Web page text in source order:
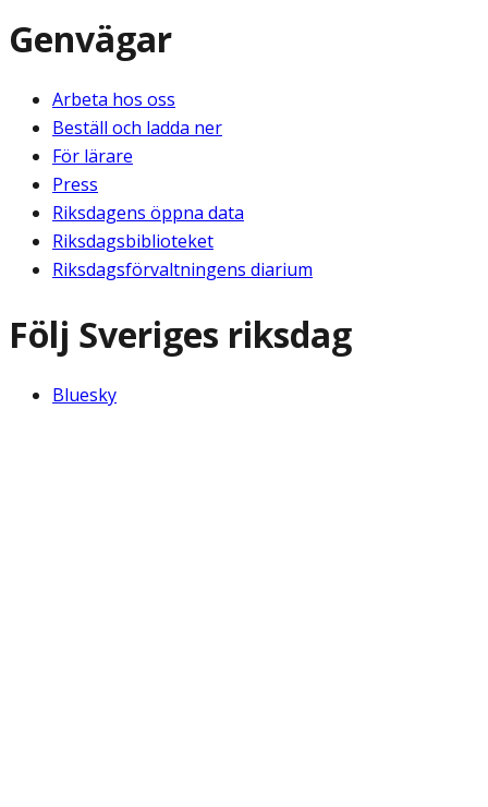
Genvägar
Arbeta hos oss
Beställ och ladda ner
För lärare
Press
Riksdagens öppna data
Riksdagsbiblioteket
Riksdagsförvaltningens diarium
Följ Sveriges riksdag
Bluesky